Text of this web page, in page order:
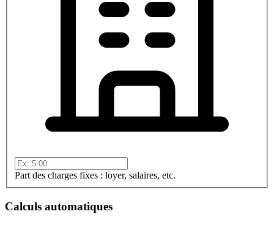
Part des charges fixes : loyer, salaires, etc.
Calculs automatiques